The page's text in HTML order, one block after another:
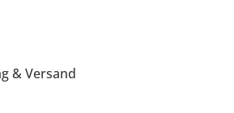
& Versand